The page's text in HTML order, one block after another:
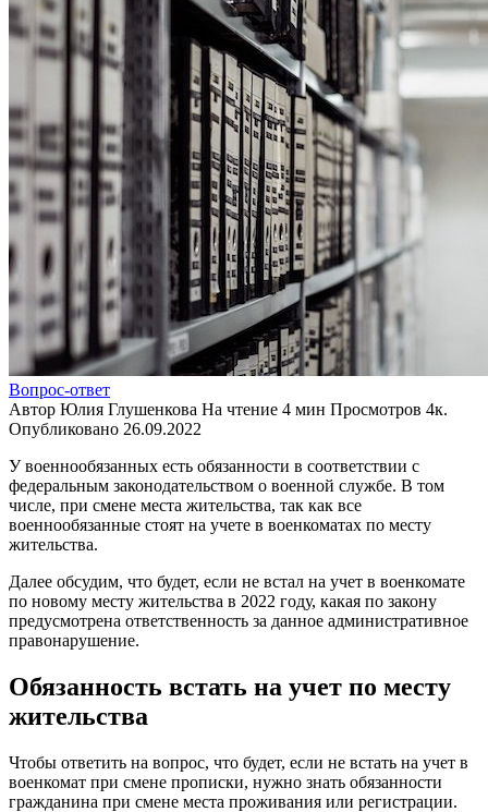
Вопрос-ответ
Автор Юлия Глушенкова На чтение 4 мин Просмотров 4к.
Опубликовано 26.09.2022
У военнообязанных есть обязанности в соответствии с
федеральным законодательством о военной службе. В том
числе, при смене места жительства, так как все
военнообязанные стоят на учете в военкоматах по месту
жительства.
Далее обсудим, что будет, если не встал на учет в военкомате
по новому месту жительства в 2022 году, какая по закону
предусмотрена ответственность за данное административное
правонарушение.
Обязанность встать на учет по месту
жительства
Чтобы ответить на вопрос, что будет, если не встать на учет в
военкомат при смене прописки, нужно знать обязанности
гражданина при смене места проживания или регистрации.